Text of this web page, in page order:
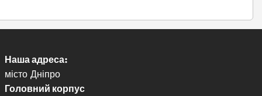
Наша адреса:
місто Дніпро
Головний корпус